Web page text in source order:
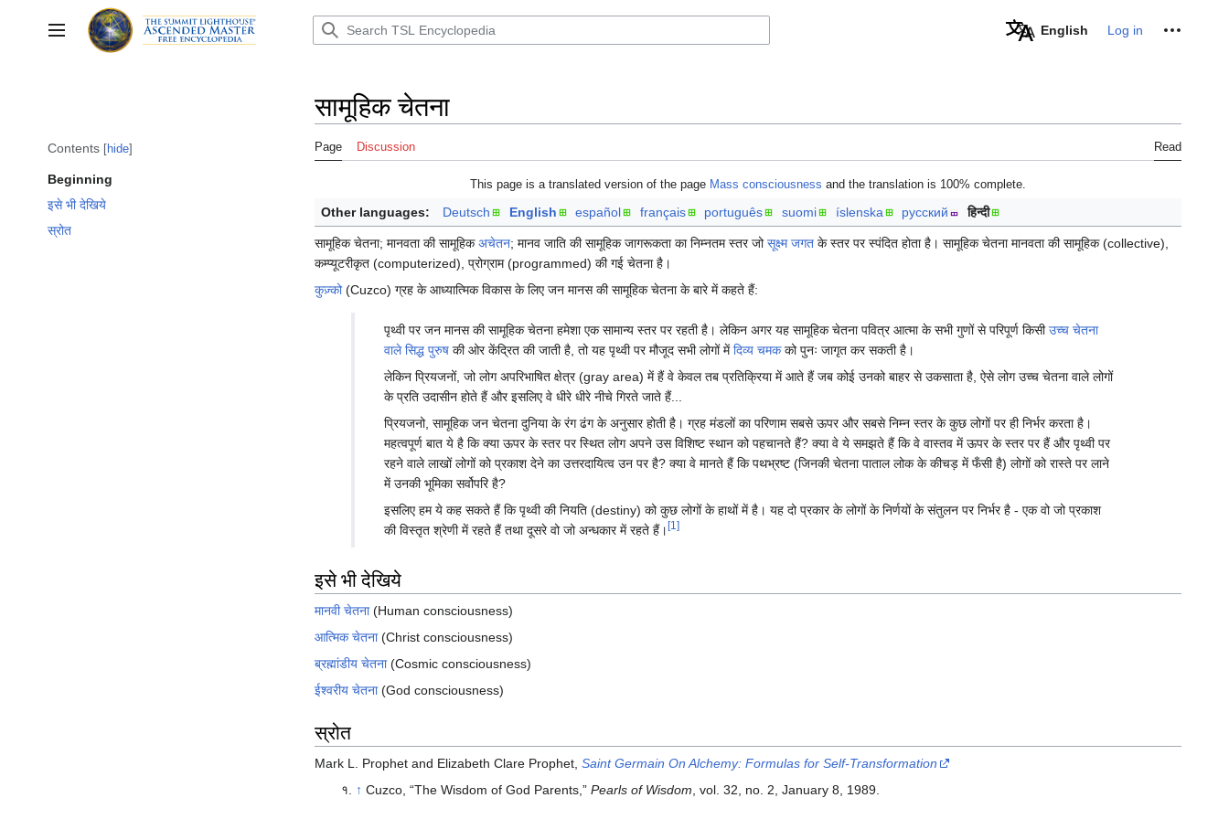
to
content
Toggle sidebar English Log in Personal tools
Contents hide
Beginning
इसे भी देखिये
स्रोत
सामूहिक चेतना
Page Discussion Read
This page is a translated version of the page Mass consciousness and the translation is 100% complete.
Other languages: Deutsch English español français português suomi íslenska русский हिन्दी
सामूहिक चेतना; मानवता की सामूहिकअचेतन; मानव जाति की सामूहिक जागरूकता का निम्नतम स्तर जोसूक्ष्म जगत के स्तर पर स्पंदित होता है। सामूहिक चेतना मानवता की सामूहिक (collective),
कम्प्यूटरीकृत (computerized), प्रोग्राम (programmed) की गई चेतना है।
कुज़्को(Cuzco) ग्रह के आध्यात्मिक विकास के लिए जन मानस की सामूहिक चेतना के बारे में कहते हैं:
पृथ्वी पर जन मानस की सामूहिक चेतना हमेशा एक सामान्य स्तर पर रहती है। लेकिन अगर यह सामूहिक चेतना पवित्र आत्मा के सभी गुणों से परिपूर्ण किसीउच्च चेतना
वाले सिद्ध पुरुष की ओर केंद्रित की जाती है, तो यह पृथ्वी पर मौजूद सभी लोगों मेंदिव्य चमकको पुनः जागृत कर सकती है।
लेकिन प्रियजनों, जो लोग अपरिभाषित क्षेत्र (gray area) में हैं वे केवल तब प्रतिक्रिया में आते हैं जब कोई उनको बाहर से उकसाता है, ऐसे लोग उच्च चेतना वाले लोगों
के प्रति उदासीन होते हैं और इसलिए वे धीरे धीरे नीचे गिरते जाते हैं...
प्रियजनो, सामूहिक जन चेतना दुनिया के रंग ढंग के अनुसार होती है। ग्रह मंडलों का परिणाम सबसे ऊपर और सबसे निम्न स्तर के कुछ लोगों पर ही निर्भर करता है।
महत्वपूर्ण बात ये है कि क्या ऊपर के स्तर पर स्थित लोग अपने उस विशिष्ट स्थान को पहचानते हैं? क्या वे ये समझते हैं कि वे वास्तव में ऊपर के स्तर पर हैं और पृथ्वी पर
रहने वाले लाखों लोगों को प्रकाश देने का उत्तरदायित्व उन पर है? क्या वे मानते हैं कि पथभ्रष्ट (जिनकी चेतना पाताल लोक के कीचड़ में फँसी है) लोगों को रास्ते पर लाने
में उनकी भूमिका सर्वोपरि है?
इसलिए हम ये कह सकते हैं कि पृथ्वी की नियति (destiny) को कुछ लोगों के हाथों में है। यह दो प्रकार के लोगों के निर्णयों के संतुलन पर निर्भर है - एक वो जो प्रकाश
की विस्तृत श्रेणी में रहते हैं तथा दूसरे वो जो अन्धकार में रहते हैं। [1]
इसे भी देखिये
मानवी चेतना(Human consciousness)
आत्मिक चेतना(Christ consciousness)
ब्रह्मांडीय चेतना(Cosmic consciousness)
ईश्वरीय चेतना(God consciousness)
स्रोत
Mark L. Prophet and Elizabeth Clare Prophet, Saint Germain On Alchemy: Formulas for Self-Transformation
↑ Cuzco, “The Wisdom of God Parents,” Pearls of Wisdom, vol. 32, no. 2, January 8, 1989.